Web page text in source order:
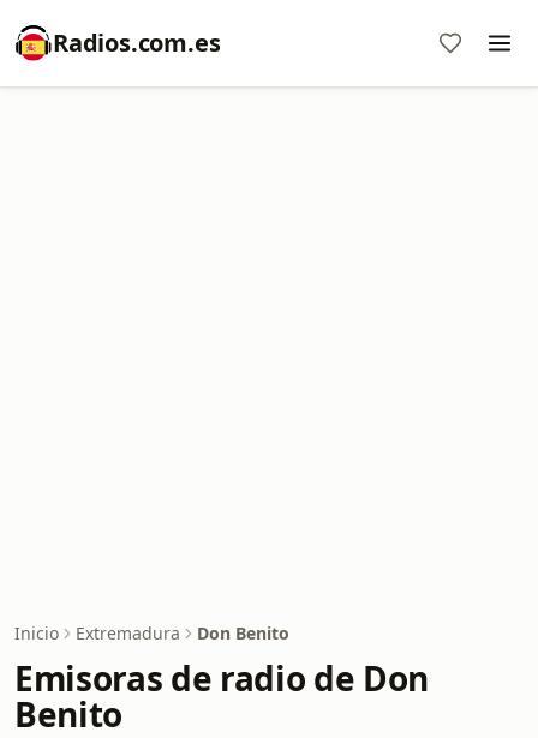
Radios.com.es
Inicio Extremadura Don Benito
Emisoras de radio de Don
Benito